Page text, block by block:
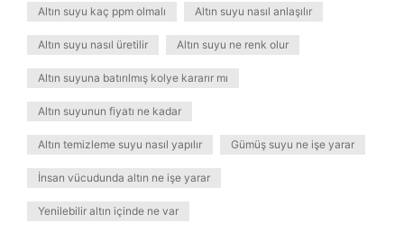
Altın suyu kaç ppm olmalı Altın suyu nasıl anlaşılır
Altın suyu nasıl üretilir Altın suyu ne renk olur
Altın suyuna batırılmış kolye kararır mı
Altın suyunun fiyatı ne kadar
Altın temizleme suyu nasıl yapılır Gümüş suyu ne işe yarar
İnsan vücudunda altın ne işe yarar
Yenilebilir altın içinde ne var